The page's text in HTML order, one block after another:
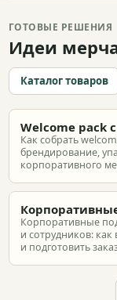
ГОТОВЫЕ РЕШЕНИЯ
Идеи
Каталог товаров
Welcome pack
Как собрать
брендирование,
корпоративного
Корпоративные
и сотрудников:
и подготовить